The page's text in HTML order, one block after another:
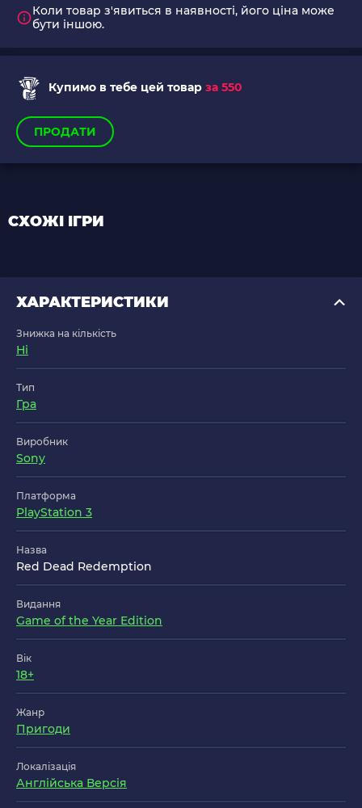
Коли товар з'явиться в наявності, його ціна може
бути іншою.
Купимо в тебе цей товар за 550
ПРОДАТИ
СХОЖІ ІГРИ
ХАРАКТЕРИСТИКИ
Знижка на кількість
Ні
Тип
Гра
Виробник
Sony
Платформа
PlayStation 3
Назва
Red Dead Redemption
Видання
Game of the Year Edition
Вік
18+
Жанр
Пригоди
Локалізація
Англійська Версія